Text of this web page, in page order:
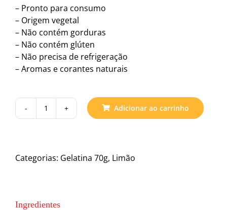
– Pronto para consumo
– Origem vegetal
– Não contém gorduras
– Não contém glúten
– Não precisa de refrigeração
– Aromas e corantes naturais
Gelialgas
quantidade
Adicionar ao carrinho
Categorias: Gelatina 70g, Limão
Ingredientes